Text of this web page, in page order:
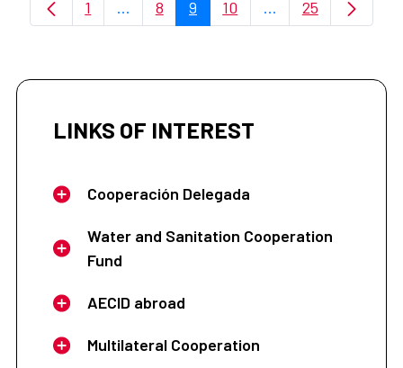
Page
1 ...Intermediate Pages Use TAB to
Page
8 Page
9 Page
10 ...Intermediate
Page
25
LINKS OF INTEREST
Cooperación Delegada
Water and Sanitation Cooperation
Fund
AECID abroad
Multilateral Cooperation